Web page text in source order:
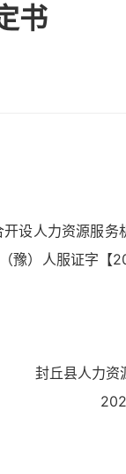
书
设人力资源服务
豫）人服证字【
可证件。
封丘县人力资
年7